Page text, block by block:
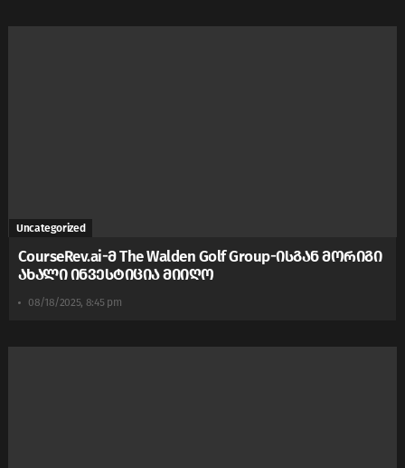
Uncategorized
CourseRev.ai-მ The Walden Golf Group-ისგან მორიგი
ახალი ინვესტიცია მიიღო
08/18/2025, 8:45 pm